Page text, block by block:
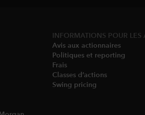
INFORMATIONS POUR
Avis aux actionnaires
Politiques et reporting
Frais
Classes d’actions
Swing pricing​